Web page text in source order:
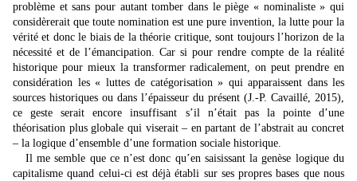
problème et sans pour autant tomber dans le piège « nominaliste » qui
considèrerait que toute nomination est une pure invention, la lutte pour la
vérité et donc le biais de la théorie critique, sont toujours l’horizon de la
nécessité et de l’émancipation. Car si pour rendre compte de la réalité
historique pour mieux la transformer radicalement, on peut prendre en
considération les « luttes de catégorisation » qui apparaissent dans les
sources historiques ou dans l’épaisseur du présent (J.-P. Cavaillé, 2015),
ce geste serait encore insuffisant s’il n’était pas la pointe d’une
théorisation plus globale qui viserait – en partant de l’abstrait au concret
– la logique d’ensemble d’une formation sociale historique.
Il me semble que ce n’est donc qu’en saisissant la genèse logique du
capitalisme quand celui-ci est déjà établi sur ses propres bases que nous